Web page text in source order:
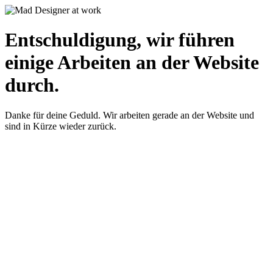
Entschuldigung, wir führen
einige Arbeiten an der Website
durch.
Danke für deine Geduld. Wir arbeiten gerade an der Website und
sind in Kürze wieder zurück.